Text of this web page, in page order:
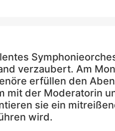
verzaubert. Am
erfüllen den
mit der Moderatorin
sie ein
wird.